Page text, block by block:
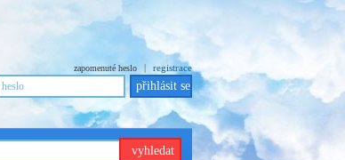
zapomenuté heslo | registrace